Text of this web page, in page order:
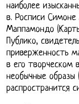
наиболее
в. Росписи
Маппамондо
Публико,
приверженность
в его творческом
необычные образы
распространится